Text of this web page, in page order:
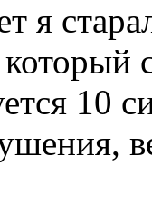
я
10